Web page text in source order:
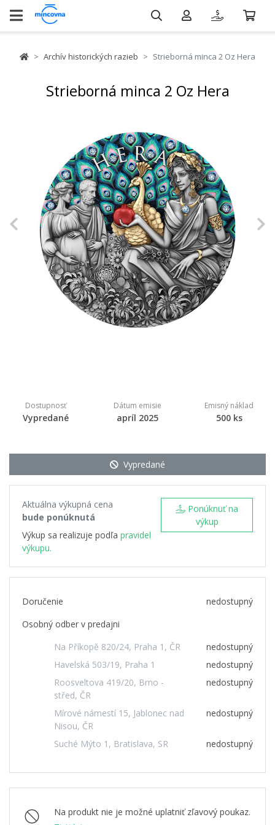
Archív historických razieb Strieborná minca 2 Oz Hera
Strieborná minca 2 Oz Hera
Previous
Dostupnosť
Vypredané
Dátum emisie
apríl 2025
Emisný náklad
500 ks
Vypredané
Aktuálna výkupná cena
bude ponúknutá
Výkup sa realizuje podľa pravidel
výkupu.
výkup
Doručenie
nedostupný
Osobný odber v predajni
Na Příkopě 820/24, Praha 1, ČR
nedostupný
Havelská 503/19, Praha 1
nedostupný
Roosveltova 419/20, Brno -
střed, ČR
nedostupný
Mírové námestí 15, Jablonec nad
Nisou, ČR
nedostupný
Suché Mýto 1, Bratislava, SR nedostupný
Na produkt nie je možné uplatniť zľavový poukaz.